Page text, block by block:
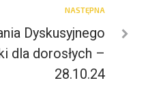
NASTĘPNA
Dyskusyjnego
dla dorosłych –
28.10.24